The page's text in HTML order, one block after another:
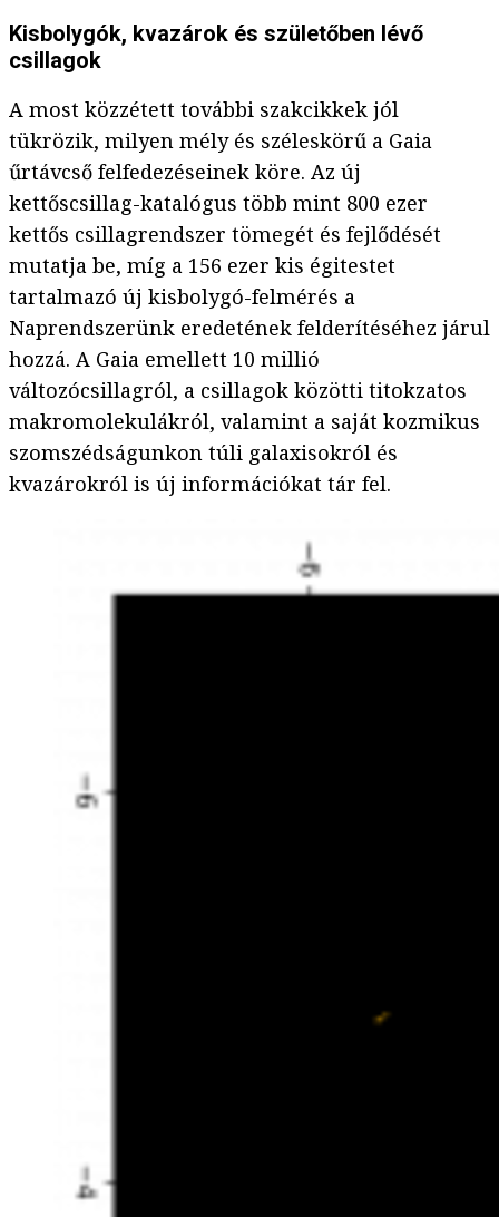
Kisbolygók, kvazárok és születőben lévő
csillagok
A most közzétett további szakcikkek jól
tükrözik, milyen mély és széleskörű a Gaia
űrtávcső felfedezéseinek köre. Az új
kettőscsillag-katalógus több mint 800 ezer
kettős csillagrendszer tömegét és fejlődését
mutatja be, míg a 156 ezer kis égitestet
tartalmazó új kisbolygó-felmérés a
Naprendszerünk eredetének felderítéséhez járul
hozzá. A Gaia emellett 10 millió
változócsillagról, a csillagok közötti titokzatos
makromolekulákról, valamint a saját kozmikus
szomszédságunkon túli galaxisokról és
kvazárokról is új információkat tár fel.